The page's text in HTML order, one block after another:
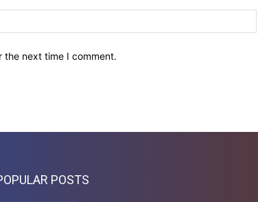
the next time I comment.
POSTS